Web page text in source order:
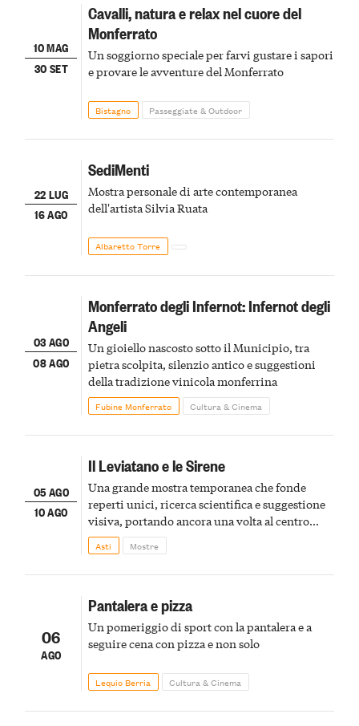
10 MAG
30 SET
Cavalli, natura e relax nel cuore del
Monferrato
Un soggiorno speciale per farvi gustare i sapori
e provare le avventure del Monferrato
Bistagno Passeggiate & Outdoor
22 LUG
16 AGO
SediMenti
Mostra personale di arte contemporanea
dell'artista Silvia Ruata
Albaretto Torre
03 AGO
08 AGO
Monferrato degli Infernot: Infernot degli
Angeli
Un gioiello nascosto sotto il Municipio, tra
pietra scolpita, silenzio antico e suggestioni
della tradizione vinicola monferrina
Fubine Monferrato Cultura & Cinema
05 AGO
10 AGO
Il Leviatano e le Sirene
Una grande mostra temporanea che fonde
reperti unici, ricerca scientifica e suggestione
visiva, portando ancora una volta al centro
della scena le meraviglie del passato astigiano
Asti Mostre
06
AGO
Pantalera e pizza
Un pomeriggio di sport con la pantalera e a
seguire cena con pizza e non solo
Lequio Berria Cultura & Cinema